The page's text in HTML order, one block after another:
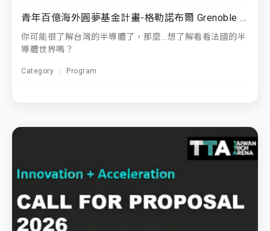
青年百億海外圓夢基金計畫-格勒諾布爾 Grenoble (歐洲矽谷)
你可能很了解台灣的半導體了，那麼...想了解看看法國的半
導體世界嗎？
Category Program